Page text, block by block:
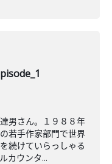
男さん。１９８８年
若手作家部門で世界
続けていらっしゃる
カウンタ...